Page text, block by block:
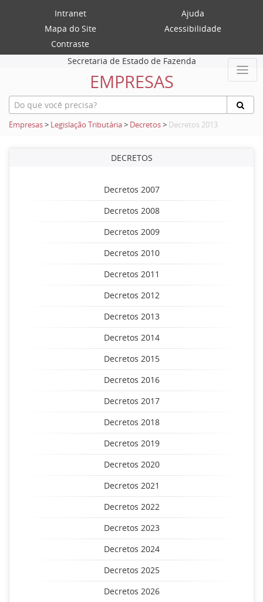
Intranet
Ajuda
Mapa do Site
Acessibilidade
Contraste
Secretaria de Estado de Fazenda
EMPRESAS
Empresas> Legislação Tributária> Decretos> Decretos 2013
DECRETOS
Decretos 2007
Decretos 2008
Decretos 2009
Decretos 2010
Decretos 2011
Decretos 2012
Decretos 2013
Decretos 2014
Decretos 2015
Decretos 2016
Decretos 2017
Decretos 2018
Decretos 2019
Decretos 2020
Decretos 2021
Decretos 2022
Decretos 2023
Decretos 2024
Decretos 2025
Decretos 2026